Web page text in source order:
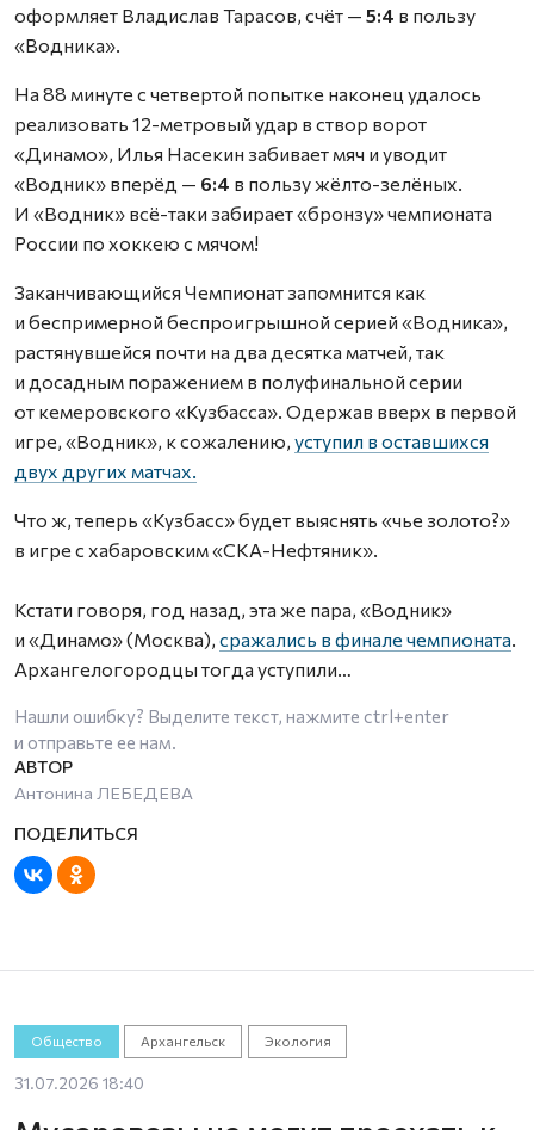
оформляет Владислав Тарасов, счёт — 5:4 в пользу
«Водника».
На 88 минуте с четвертой попытке наконец удалось
реализовать 12-метровый удар в створ ворот
«Динамо», Илья Насекин забивает мяч и уводит
«Водник» вперёд — 6:4 в пользу жёлто-зелёных.
И «Водник» всё-таки забирает «бронзу» чемпионата
России по хоккею с мячом!
Заканчивающийся Чемпионат запомнится как
и беспримерной беспроигрышной серией «Водника»,
растянувшейся почти на два десятка матчей, так
и досадным поражением в полуфинальной серии
от кемеровского «Кузбасса». Одержав вверх в первой
игре, «Водник», к сожалению, уступил в оставшихся
двух других матчах.
Что ж, теперь «Кузбасс» будет выяснять «чье золото?»
в игре с хабаровским «СКА-Нефтяник».
Кстати говоря, год назад, эта же пара, «Водник»
и «Динамо» (Москва), сражались в финале чемпионата.
Архангелогородцы тогда уступили…
Нашли ошибку? Выделите текст, нажмите ctrl+enter
и отправьте ее нам.
Антонина ЛЕБЕДЕВА
Общество Архангельск Экология
31.07.2026 18:40